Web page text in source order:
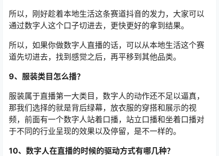
所以，刚好趁着本地生活这条赛道抖音的发力，大家可以
通过数字人这个口子切进去，更快更好的拿到结果。
所以，如果你做数字人直播的话，可以从本地生活这个赛
道先切进去，找到感觉之后，再平移到其他品类。
9、服装类目怎么播？
服装属于直播第一大类目，数字人的动作还不足以逼真，
那我们选择的就是背后绿幕，放衣服的穿搭和展示的视
频，前面有一个数字人站着口播，站立口播和坐着口播对
于不同的行业呈现的效果以及停留，是不一样的。
10、数字人在直播的时候的驱动方式有哪几种？